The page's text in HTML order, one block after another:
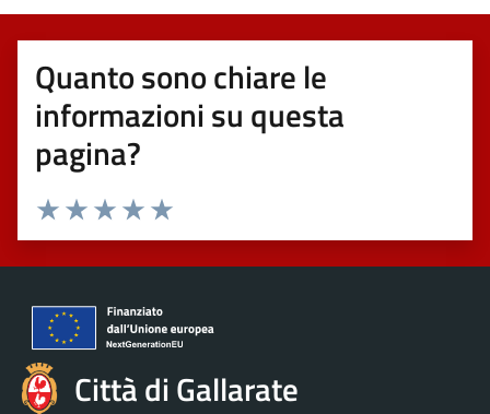
Quanto sono chiare le
informazioni su questa
pagina?
Valuta 5 stelle su 5
Valuta 4 stelle su 5
Valuta 3 stelle su 5
Valuta 2 stelle su 5
Valuta 1 stelle su 5
Città di Gallarate